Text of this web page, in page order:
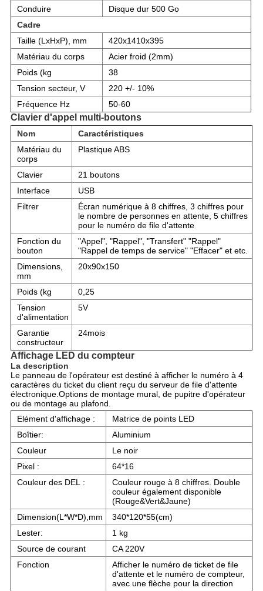
Conduire
Disque dur 500 Go
Cadre
Taille (LxHxP), mm
420x1410x395
Matériau du corps
Acier froid (2mm)
Poids (kg
38
Tension secteur, V
220 +/- 10%
Fréquence Hz
50-60
Clavier d'appel multi-boutons
Nom
Caractéristiques
Matériau du
corps
Plastique ABS
Clavier
21 boutons
Interface
USB
Filtrer
Écran numérique à 8 chiffres, 3 chiffres pour
le nombre de personnes en attente, 5 chiffres
pour le numéro de file d'attente
Fonction du
bouton
"Appel", "Rappel", "Transfert" "Rappel"
"Rappel de temps de service" "Effacer" et etc.
Dimensions,
mm
20x90x150
Poids (kg
0,25
Tension
d'alimentation
5V
Garantie
constructeur
24mois
Affichage LED du compteur
La description
Le panneau de l'opérateur est destiné à afficher le numéro à 4
caractères du ticket du client reçu du serveur de file d'attente
électronique.Options de montage mural, de pupitre d'opérateur
ou de montage au plafond.
Elément d'affichage :
Matrice de points LED
Boîtier:
Aluminium
Couleur
Le noir
Pixel :
64*16
Couleur des DEL :
Couleur rouge à 8 chiffres. Double
couleur également disponible
(Rouge&Vert&Jaune)
Dimension(L*W*D),mm
340*120*55(cm)
Lester:
1 kg
Source de courant
CA 220V
Fonction
Afficher le numéro de ticket de file
d'attente et le numéro de compteur,
avec une flèche pour la direction